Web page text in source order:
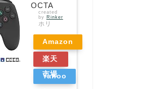
OCTA
created
by Rinker
ホリ
Amazon
楽天
市場
Yahoo